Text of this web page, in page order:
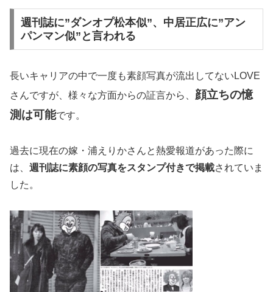
週刊誌に”ダンオプ松本似”、中居正広に”アン
パンマン似”と言われる
長いキャリアの中で一度も素顔写真が流出してないLOVE
さんですが、様々な方面からの証言から、 顔立ちの憶
測は可能です。
過去に現在の嫁・浦えりかさんと熱愛報道があった際に
は、 週刊誌に素顔の写真をスタンプ付きで掲載されていま
した。